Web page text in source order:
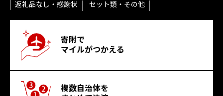
返礼品なし・感謝状 セット類・その他
寄附で
マイルがつかえる
複数自治体を